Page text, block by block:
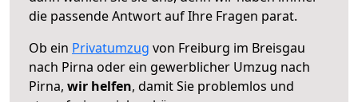
die passende Antwort auf Ihre Fragen parat.
Ob ein Privatumzug von Freiburg im Breisgau
nach Pirna oder ein gewerblicher Umzug nach
Pirna, wir helfen, damit Sie problemlos und